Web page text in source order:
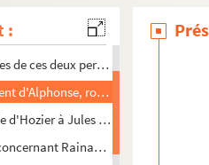
:
Guillaume-Tête-Hardie,
de l'abbaye de Bourbourg par
de ces deux personnages qui sont
d'Alphonse, roi de Léon, et de
d'Hozier à Jules Chiflet sur l'erreur
Rainaud II, Guillaume II,